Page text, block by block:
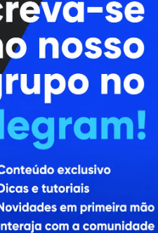
Cursos
Enviar Dica
Contato